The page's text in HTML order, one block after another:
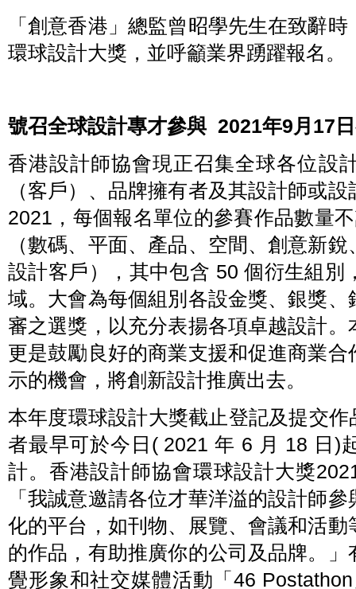
「創意香港」總監曾昭學先生在致辭
環球設計大獎，並呼籲業界踴躍報名。
號召全球設計專才參與 2021年9月 17
香港設計師協會現正召集全球各位設
（客戶）、品牌擁有者及其設計師或
2021，每個報名單位的參賽作品數量
（數碼、平面、產品、空間、創意新
設計客戶），其中包含 50 個衍生組別
域。大會為每個組別各設金獎、銀獎
審之選獎，以充分表揚各項卓越設計
更是鼓勵良好的商業支援和促進商業
示的機會，將創新設計推廣出去。
本年度環球設計大獎截止登記及提交
者最早可於今日( 2021 年 6 月 18 日)
計。香港設計師協會環球設計大獎
「我誠意邀請各位才華洋溢的設計師
化的平台，如刊物、展覽、會議和活
的作品，有助推廣你的公司及品牌。
覺形象和社交媒體活動「46